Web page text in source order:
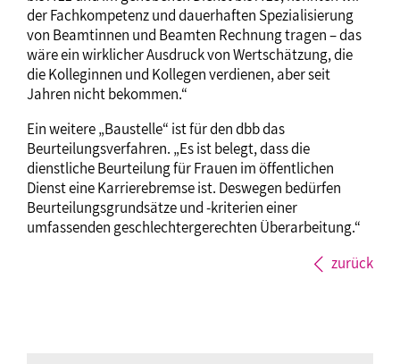
der Fachkompetenz und dauerhaften Spezialisierung
von Beamtinnen und Beamten Rechnung tragen – das
wäre ein wirklicher Ausdruck von Wertschätzung, die
die Kolleginnen und Kollegen verdienen, aber seit
Jahren nicht bekommen.“
Ein weitere „Baustelle“ ist für den dbb das
Beurteilungsverfahren. „Es ist belegt, dass die
dienstliche Beurteilung für Frauen im öffentlichen
Dienst eine Karrierebremse ist. Deswegen bedürfen
Beurteilungsgrundsätze und -kriterien einer
umfassenden geschlechtergerechten Überarbeitung.“
zurück